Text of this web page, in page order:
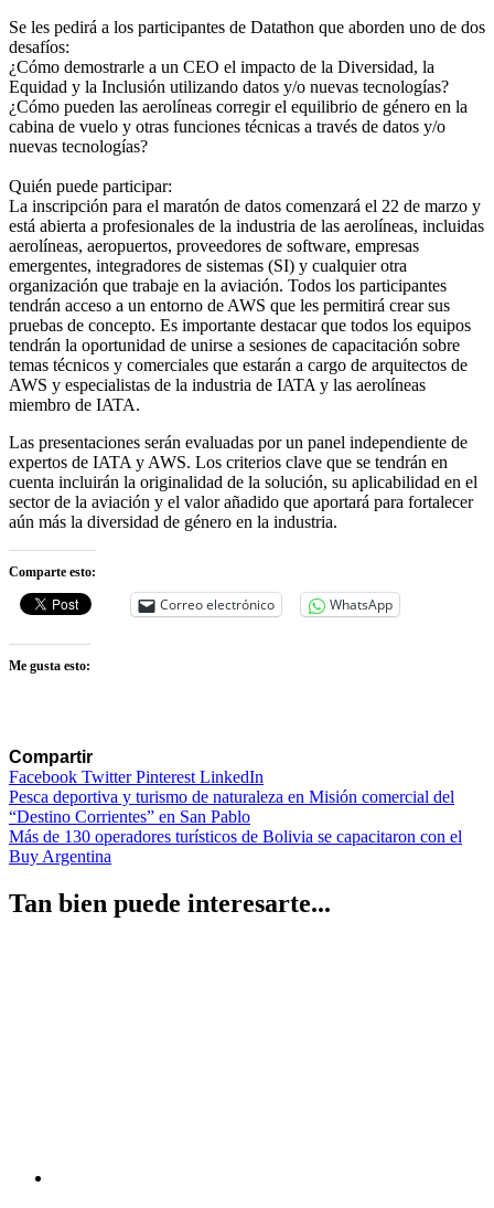
Se les pedirá a los participantes de Datathon que aborden uno de dos
desafíos:
¿Cómo demostrarle a un CEO el impacto de la Diversidad, la
Equidad y la Inclusión utilizando datos y/o nuevas tecnologías?
¿Cómo pueden las aerolíneas corregir el equilibrio de género en la
cabina de vuelo y otras funciones técnicas a través de datos y/o
nuevas tecnologías?
Quién puede participar:
La inscripción para el maratón de datos comenzará el 22 de marzo y
está abierta a profesionales de la industria de las aerolíneas, incluidas
aerolíneas, aeropuertos, proveedores de software, empresas
emergentes, integradores de sistemas (SI) y cualquier otra
organización que trabaje en la aviación. Todos los participantes
tendrán acceso a un entorno de AWS que les permitirá crear sus
pruebas de concepto. Es importante destacar que todos los equipos
tendrán la oportunidad de unirse a sesiones de capacitación sobre
temas técnicos y comerciales que estarán a cargo de arquitectos de
AWS y especialistas de la industria de IATA y las aerolíneas
miembro de IATA.
Las presentaciones serán evaluadas por un panel independiente de
expertos de IATA y AWS. Los criterios clave que se tendrán en
cuenta incluirán la originalidad de la solución, su aplicabilidad en el
sector de la aviación y el valor añadido que aportará para fortalecer
aún más la diversidad de género en la industria.
Comparte esto:
Correo electrónico WhatsApp
Me gusta esto:
Compartir
Facebook TwitterPinterest LinkedIn
Navegación
de
entradas
Pesca deportiva y turismo de naturaleza en Misión comercial del
“Destino Corrientes” en San Pablo
Más de 130 operadores turísticos de Bolivia se capacitaron con el
Buy Argentina
Tan bien puede interesarte...